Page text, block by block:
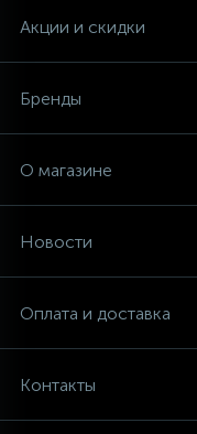
Акции и скидки
Бренды
О магазине
Новости
Оплата и доставка
Контакты